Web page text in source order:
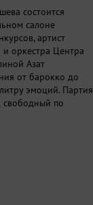
состоится
салоне
артист
и оркестра Центра
Азат
от барокко до
эмоций. Партия
свободный по